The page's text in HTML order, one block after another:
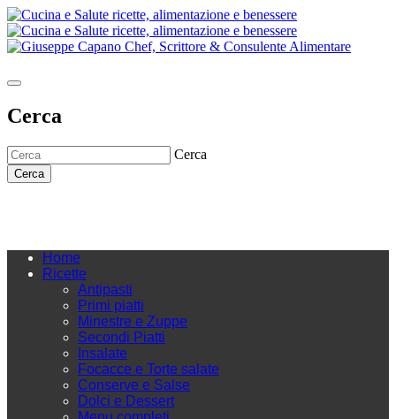
Cerca
Cerca
Cerca
Home
Ricette
Antipasti
Primi piatti
Minestre e Zuppe
Secondi Piatti
Insalate
Focacce e Torte salate
Conserve e Salse
Dolci e Dessert